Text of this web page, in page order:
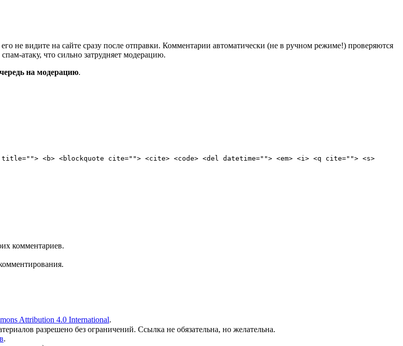
не видите на сайте сразу после отправки. Комментарии автоматически (не в ручном режиме!) проверяются
атаку, что сильно затрудняет модерацию.
на модерацию.
<b> <blockquote cite=""> <cite> <code> <del datetime=""> <em> <i> <q cite=""> <s>
комментариев.
Attribution 4.0 International.
разрешено без ограничений. Ссылка не обязательна, но желательна.
.